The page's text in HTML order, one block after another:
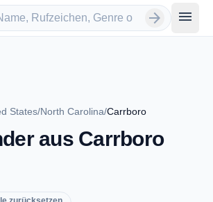
arrow_forward menu
States/North Carolina/Carrboro
aus Carrboro